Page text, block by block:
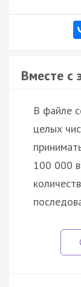
Вместе с
В файле
целых
100 000